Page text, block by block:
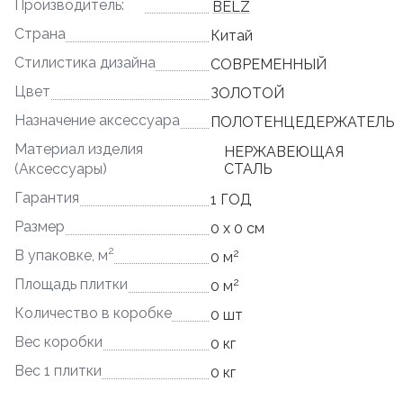
Производитель:
BELZ
Страна
Китай
Стилистика дизайна
СОВРЕМЕННЫЙ
Цвет
ЗОЛОТОЙ
Назначение аксессуара
ПОЛОТЕНЦЕДЕРЖАТЕЛЬ
Материал изделия
(Аксессуары)
НЕРЖАВЕЮЩАЯ
СТАЛЬ
Гарантия
1 ГОД
Размер
0 x 0 см
В упаковке, м2 0 м2
Площадь плитки 0 м2
Количество в коробке
0 шт
Вес коробки
0 кг
Вес 1 плитки
0 кг